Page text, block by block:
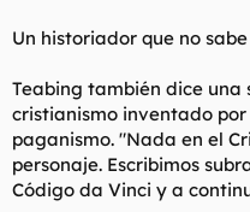
Un historiador que no
Teabing también dice una
cristianismo inventado
paganismo. "Nada en el
personaje. Escribimos
Código da Vinci y a